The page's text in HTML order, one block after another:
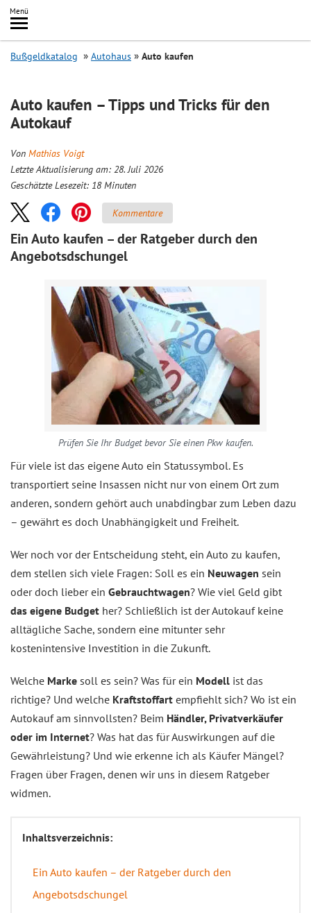
Inhalt
springen
Menü
Search
Bußgeldkatalog Autohaus Auto kaufen
Auto kaufen – Tipps und Tricks für den
Autokauf
Von Mathias Voigt
Letzte Aktualisierung am: 28. Juli 2026
Geschätzte Lesezeit: 18 Minuten
Kommentare
Ein Auto kaufen – der Ratgeber durch den
Angebotsdschungel
Prüfen Sie Ihr Budget bevor Sie einen Pkw kaufen.
Für viele ist das eigene Auto ein Statussymbol. Es
transportiert seine Insassen nicht nur von einem Ort zum
anderen, sondern gehört auch unabdingbar zum Leben dazu
– gewährt es doch Unabhängigkeit und Freiheit.
Wer noch vor der Entscheidung steht, ein Auto zu kaufen,
dem stellen sich viele Fragen: Soll es ein Neuwagen sein
oder doch lieber ein Gebrauchtwagen? Wie viel Geld gibt
das eigene Budget her? Schließlich ist der Autokauf keine
alltägliche Sache, sondern eine mitunter sehr
kostenintensive Investition in die Zukunft.
Welche Marke soll es sein? Was für ein Modell ist das
richtige? Und welche Kraftstoffart empfiehlt sich? Wo ist ein
Autokauf am sinnvollsten? Beim Händler, Privatverkäufer
oder im Internet? Was hat das für Auswirkungen auf die
Gewährleistung? Und wie erkenne ich als Käufer Mängel?
Fragen über Fragen, denen wir uns in diesem Ratgeber
widmen.
Inhaltsverzeichnis:
Ein Auto kaufen – der Ratgeber durch den
Angebotsdschungel